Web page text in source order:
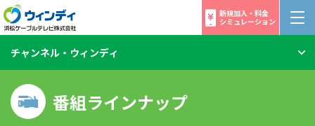
新規加入・料金
シミュレーション
チャンネル・ウィンディ
番組ラインナップ